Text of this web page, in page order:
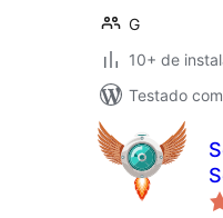
G
10+ de
Testado